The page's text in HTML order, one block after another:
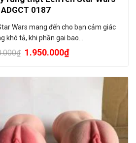
ADGCT 0187
Wars mang đến cho bạn cảm giác
khó tả, khi phần gai bao…
₫ 1.950.000₫